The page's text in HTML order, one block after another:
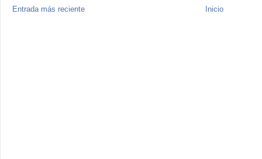
Entrada más reciente Inicio